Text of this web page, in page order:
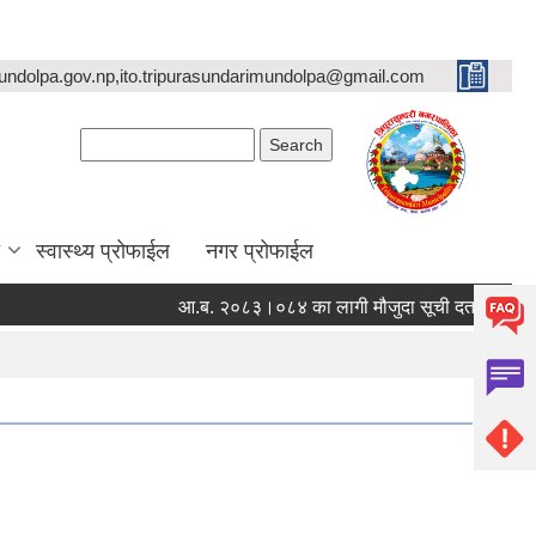
स्वास्थ्य प्रोफाईल नगर प्रोफाईल
आ.ब. २०८३।०८४ का लागी मौजुदा सूची दर्ता गर्ने सम्बन्धी